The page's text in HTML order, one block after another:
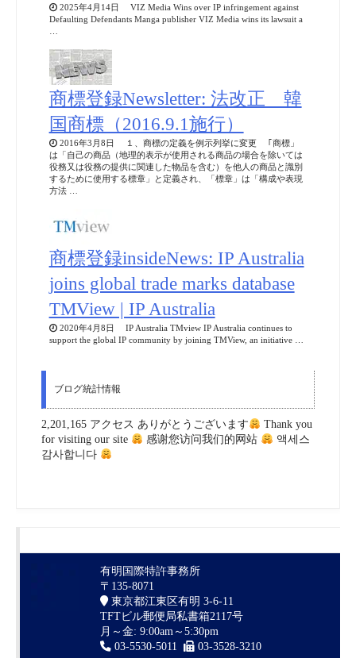
2025年4月14日 VIZ Media Wins over IP infringement against
Defaulting Defendants Manga publisher VIZ Media wins its lawsuit a
…
商標登録Newsletter: 法改正 韓
国商標（2016.9.1施行）
2016年3月8日 １、商標の定義を例示列挙に変更 ｢商標」
は「自己の商品（地理的表示が使用される商品の場合を除いては
役務又は役務の提供に関連した物品を含む）を他人の商品と識別
するために使用する標章」と定義され、「標章」は「構成や表現
方法 …
商標登録insideNews: IP Australia
joins global trade marks database
TMView | IP Australia
2020年4月8日 IP Australia TMview IP Australia continues to
support the global IP community by joining TMView, an initiative …
ブログ統計情報
2,201,165 アクセス ありがとうございます
Thank you
for visiting our site
感谢您访问我们的网站
액세스
감사합니다
有明国際特許事務所
〒135-8071
東京都江東区有明 3-6-11
TFTビル郵便局私書箱2117号
月～金: 9:00am～5:30pm
03-5530-5011
03-3528-3210